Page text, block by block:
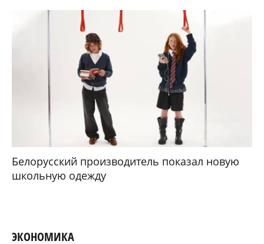
Белорусский производитель показал новую
школьную одежду
ЭКОНОМИКА